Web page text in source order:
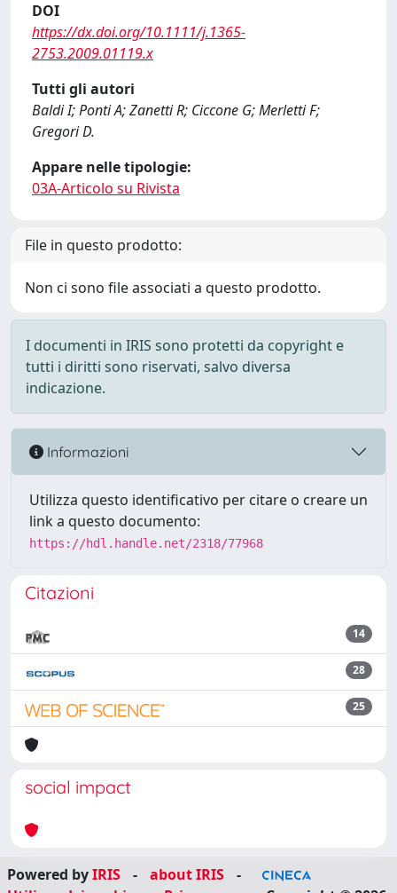
DOI
https://dx.doi.org/10.1111/j.1365-
2753.2009.01119.x
Tutti gli autori
Baldi I; Ponti A; Zanetti R; Ciccone G; Merletti F;
Gregori D.
Appare nelle tipologie:
03A-Articolo su Rivista
File in questo prodotto:
Non ci sono file associati a questo prodotto.
I documenti in IRIS sono protetti da copyright e
tutti i diritti sono riservati, salvo diversa
indicazione.
Informazioni
Utilizza questo identificativo per citare o creare un
link a questo documento:
https://hdl.handle.net/2318/77968
Citazioni
14
28
25
social impact
Powered byIRIS - about IRIS
-